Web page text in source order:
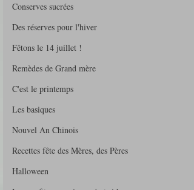
Conserves sucrées
Des réserves pour l'hiver
Fêtons le 14 juillet !
Remèdes de Grand mère
C'est le printemps
Les basiques
Nouvel An Chinois
Recettes fête des Mères, des Pères
Halloween